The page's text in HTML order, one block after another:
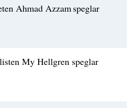
Ahmad Azzam speglar
My Hellgren speglar